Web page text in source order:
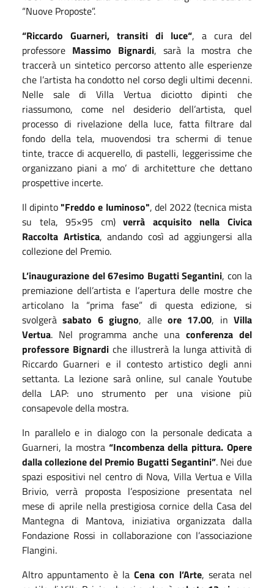
“Nuove Proposte”.
“Riccardo Guarneri, transiti di luce“, a cura del
professore Massimo Bignardi, sarà la mostra che
traccerà un sintetico percorso attento alle esperienze
che l’artista ha condotto nel corso degli ultimi decenni.
Nelle sale di Villa Vertua diciotto dipinti che
riassumono, come nel desiderio dell’artista, quel
processo di rivelazione della luce, fatta filtrare dal
fondo della tela, muovendosi tra schermi di tenue
tinte, tracce di acquerello, di pastelli, leggerissime che
organizzano piani a mo’ di architetture che dettano
prospettive incerte.
Il dipinto"Freddo e luminoso", del 2022 (tecnica mista
su tela, 95×95 cm)verrà acquisito nella Civica
Raccolta Artistica, andando così ad aggiungersi alla
collezione del Premio.
L’inaugurazione del 67esimo Bugatti Segantini, con la
premiazione dell’artista e l’apertura delle mostre che
articolano la “prima fase” di questa edizione, si
svolgerà sabato 6 giugno, alle ore 17.00, in Villa
Vertua. Nel programma anche una conferenza del
professore Bignardi che illustrerà la lunga attività di
Riccardo Guarneri e il contesto artistico degli anni
settanta. La lezione sarà online, sul canale Youtube
della LAP: uno strumento per una visione più
consapevole della mostra.
In parallelo e in dialogo con la personale dedicata a
Guarneri, la mostra “Incombenza della pittura. Opere
dalla collezione del Premio Bugatti Segantini”. Nei due
spazi espositivi nel centro di Nova, Villa Vertua e Villa
Brivio, verrà proposta l’esposizione presentata nel
mese di aprile nella prestigiosa cornice della Casa del
Mantegna di Mantova, iniziativa organizzata dalla
Fondazione Rossi in collaborazione con l’associazione
Flangini.
Altro appuntamento è la Cena con l’Arte, serata nel